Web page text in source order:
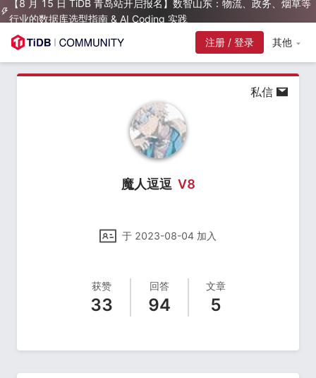
【8 月 15 日 TiDB 青岛站开启报名】数智山东：物流、政务、烟草等
行业的数据库选型指南 & AI Coding 实践
注册 / 登录
其他
私信
魔人逗逗 V8
于 2023-08-04 加入
获赞
33
回答
94
文章
5